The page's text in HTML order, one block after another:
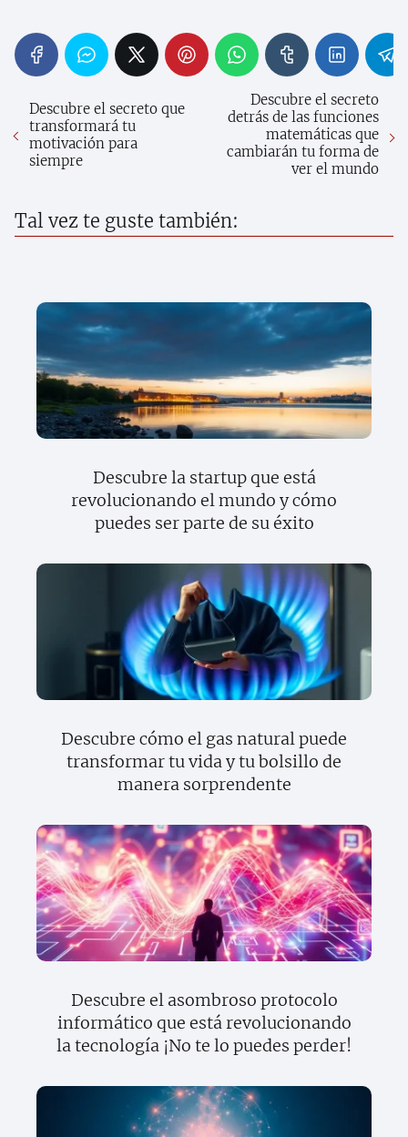
Descubre el secreto que
transformará tu
motivación para
siempre
Descubre el secreto
detrás de las funciones
matemáticas que
cambiarán tu forma de
ver el mundo
Tal vez te guste también:
Descubre la startup que está
revolucionando el mundo y cómo
puedes ser parte de su éxito
Descubre cómo el gas natural puede
transformar tu vida y tu bolsillo de
manera sorprendente
Descubre el asombroso protocolo
informático que está revolucionando
la tecnología ¡No te lo puedes perder!